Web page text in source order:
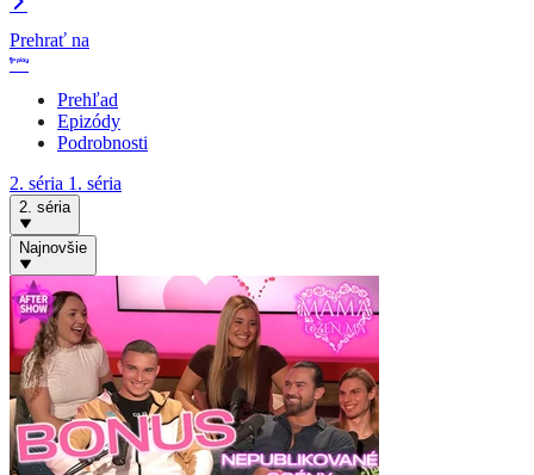
Prehrať na
Prehľad
Epizódy
Podrobnosti
2. séria 1. séria
2. séria
Najnovšie